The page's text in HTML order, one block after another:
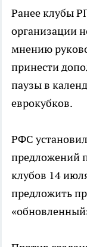
Ранее клубы
организации
мнению
принести
паузы в
еврокубков.
РФС
предложений
клубов 14
предложить